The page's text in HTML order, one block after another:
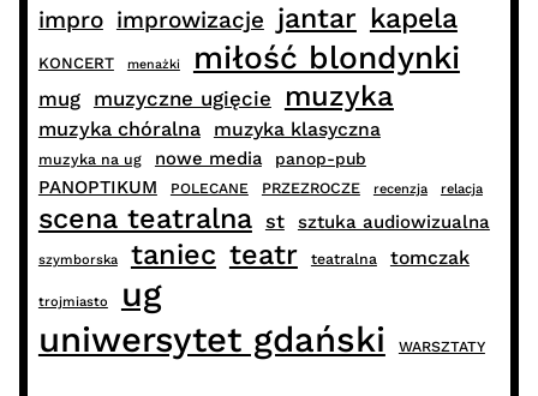
impro improwizacje jantar kapela
KONCERT menażki miłość blondynki
mug muzyczne ugięcie muzyka
muzyka chóralna muzyka klasyczna
muzyka na ug nowe media panop-pub
PANOPTIKUM POLECANE PRZEZROCZE recenzja relacja
scena teatralna st sztuka audiowizualna
szymborska taniec teatr teatralna tomczak
trojmiasto
ug
uniwersytet gdański
WARSZTATY